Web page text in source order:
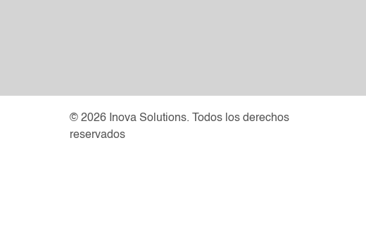
© 2026 Inova Solutions. Todos los derechos
reservados